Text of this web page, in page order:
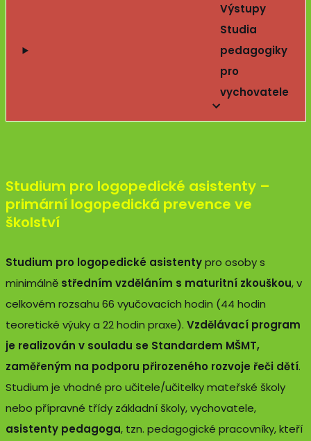
Výstupy
Studia
pedagogiky
pro
vychovatele
Studium pro logopedické asistenty –
primární logopedická prevence ve
školství
Studium pro logopedické asistentypro osoby s
minimálně středním vzděláním s maturitní zkouškou, v
celkovém rozsahu 66 vyučovacích hodin (44 hodin
teoretické výuky a 22 hodin praxe). Vzdělávací program
je realizován v souladu se Standardem MŠMT,
zaměřeným na podporu přirozeného rozvoje řeči dětí.
Studium je vhodné pro učitele/učitelky mateřské školy
nebo přípravné třídy základní školy, vychovatele,
asistenty pedagoga, tzn. pedagogické pracovníky, kteří